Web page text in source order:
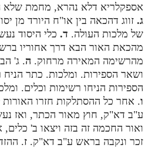
תלמוד עשר הספירות בעיון
תלמוד עשר הספירות חלק א
תע"ס חלק ב' עיון
תע"ס חלק ג' עיון
תלמוד עשר הספירות חלק ד
תלמוד עשר הספירות חלק ה
תלמוד עשר הספירות חלק ו
אספקלריא דלא נהרא, מחמת שלא
ג. זווג דהכאה בין או"ח היורד מן
של מלכות העולה. ד. כלי היסוד
מהכאת האור הבא דרך אחוריו
מהרשימה המאירה מרחוק. ה. ג'
ושאר הספירות. ומלכות. כתר
הספירות הניחו רשימות וכלים.
ו. אחר כל ההסתלקות חזרו האורות
ע"ב דא"ק, חוץ מאור הכתר, ואז
ואור החכמה זה בזה ויצאו ב'
זכר ונקבה בראש ע"ב דא"ק. ז.